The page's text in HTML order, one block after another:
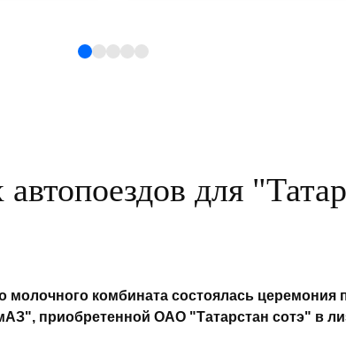
для
молочного комбината состоялась церемония
приобретенной ОАО "Татарстан сотэ" в